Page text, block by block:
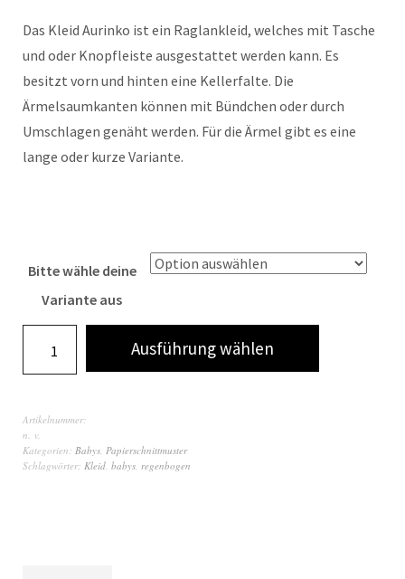
Das Kleid Aurinko ist ein Raglankleid, welches mit Tasche
und oder Knopfleiste ausgestattet werden kann. Es
besitzt vorn und hinten eine Kellerfalte. Die
Ärmelsaumkanten können mit Bündchen oder durch
Umschlagen genäht werden. Für die Ärmel gibt es eine
lange oder kurze Variante.
Bitte wähle deine
Variante aus
Ausführung wählen
Artikelnummer:
n. v.
Kategorien: Babys, Papierschnittmuster
Schlagwörter: Kleid, babys, regenbogen